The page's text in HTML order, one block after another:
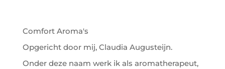
Comfort Aroma's
Opgericht door mij, Claudia Augusteijn.
Onder deze naam werk ik als aromatherapeut,